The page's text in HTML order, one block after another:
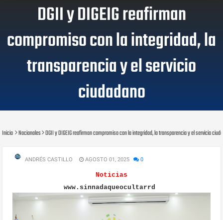
DGII y DIGEIG reafirman
compromiso con la integridad, la
transparencia y el servicio
ciudadano
Inicio Nacionales DGII y DIGEIG reafirman compromiso con la integridad, la transparencia y el servicio
ANDRÉS CASTILLO AGOSTO 01, 2025 0
Noticias
www.sinnadaqueocultarrd